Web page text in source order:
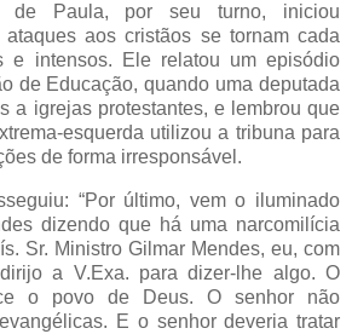
de Paula, por seu turno, iniciou
aos cristãos se tornam cada
e intensos. Ele relatou um episódio
de Educação, quando uma deputada
a igrejas protestantes, e lembrou que
esquerda utilizou a tribuna para
de forma irresponsável.
“Por último, vem o iluminado
dizendo que há uma narcomilícia
Sr. Ministro Gilmar Mendes, eu, com
a V.Exa. para dizer-lhe algo. O
o povo de Deus. O senhor não
E o senhor deveria tratar